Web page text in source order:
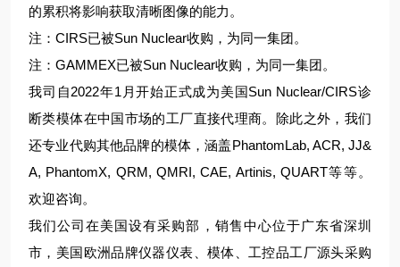
的累积将影响获取清晰图像的能力。
注：CIRS已被Sun Nuclear收购，为同一集团。
注：GAMMEX已被Sun Nuclear收购，为同一集团。
我司自2022年1月开始正式成为美国Sun Nuclear/CIRS诊
断类模体在中国市场的工厂直接代理商。除此之外，我们
还专业代购其他品牌的模体，涵盖PhantomLab, ACR, JJ&
A, PhantomX, QRM, QMRI, CAE, Artinis, QUART等等。
欢迎咨询。
我们公司在美国设有采购部，销售中心位于广东省深圳
市，美国欧洲品牌仪器仪表、模体、工控品工厂源头采购